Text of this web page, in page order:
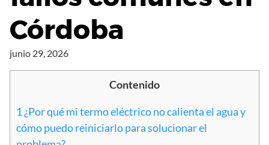
Córdoba
junio 29, 2026
Contenido
1 ¿Por qué mi termo eléctrico no calienta el agua y
cómo puedo reiniciarlo para solucionar el